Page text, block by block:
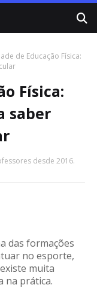
de Educação Física:
Física:
saber
desde 2016.
das formações
no esporte,
muita
na prática.